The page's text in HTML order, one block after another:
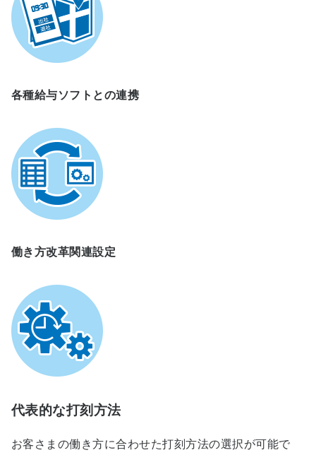
各種給与ソフトとの連携
働き方改革関連設定
代表的な打刻方法
お客さまの働き方に合わせた打刻方法の選択が可能で